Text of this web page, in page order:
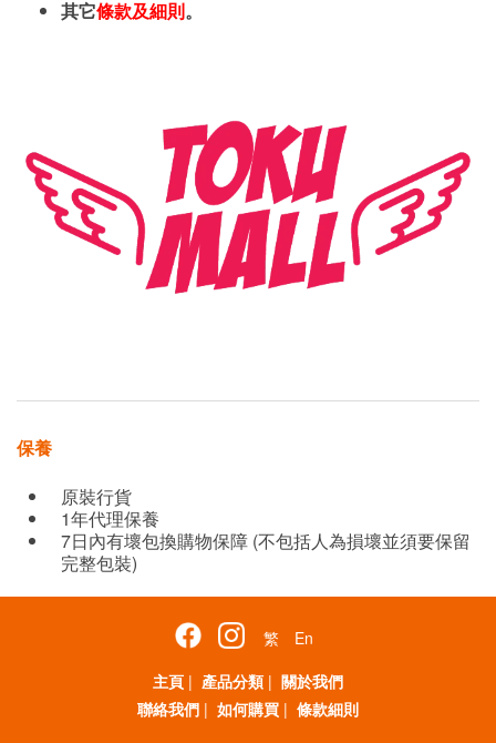
其它條款及細則 。
保養
原裝行貨
1年代理保養
7日內有壞包換購物保障 (不包括人為損壞並須要保留
完整包裝)
繁
En
主頁 | 產品分類 | 關於我們
聯絡我們 | 如何購買 | 條款細則